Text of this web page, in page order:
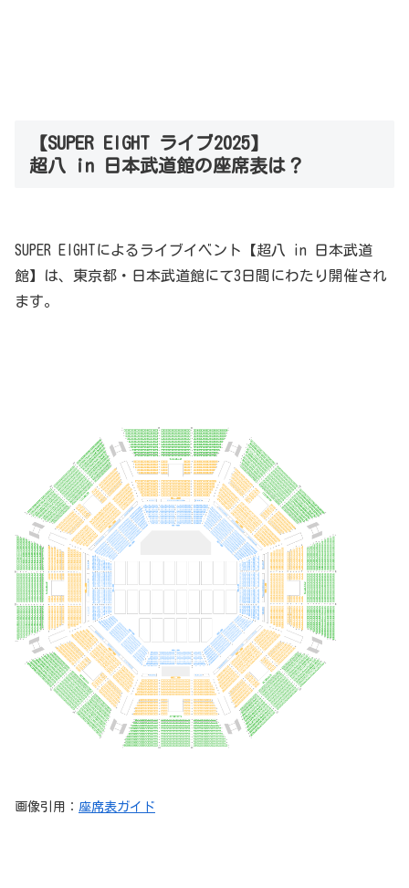
【SUPER EIGHT ライブ2025】
超八 in 日本武道館の座席表は？
SUPER EIGHTによるライブイベント【超八 in 日本武道
館】は、東京都・日本武道館にて3日間にわたり開催され
ます。
画像引用： 座席表ガイド